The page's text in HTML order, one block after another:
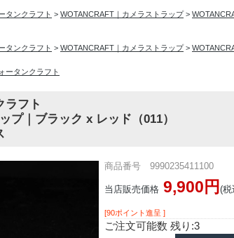
タンクラフト > WOTANCRAFT｜カメラストラップ>
タンクラフト > WOTANCRAFT｜カメラストラップ>
ータンクラフト
ラフト
プ｜ブラック x レッド（011）
商品番号 9990235411100
当店販売価格 9,900円(税
[90ポイント進呈 ]
ご注文可能数 残り:3